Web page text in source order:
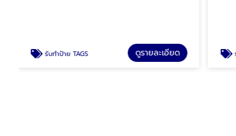
รับทำป้าย TAGS ดูรายละเอียด รั